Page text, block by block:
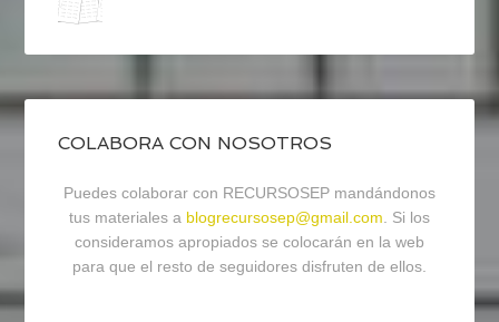
COLABORA CON NOSOTROS
Puedes colaborar con RECURSOSEP mandándonos
tus materiales a blogrecursosep@gmail.com. Si los
consideramos apropiados se colocarán en la web
para que el resto de seguidores disfruten de ellos.